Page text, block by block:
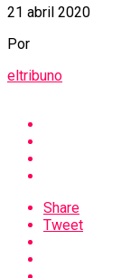
21 abril 2020
Por
eltribuno
Share
Tweet